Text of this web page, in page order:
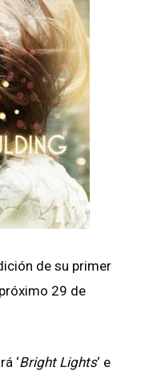
de su primer
próximo 29 de
‘Bright Lights‘ e